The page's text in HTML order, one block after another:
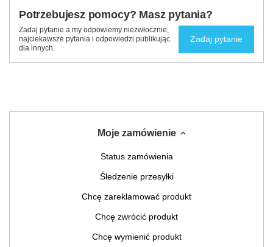
Potrzebujesz pomocy? Masz pytania?
Zadaj pytanie a my odpowiemy niezwłocznie,
najciekawsze pytania i odpowiedzi publikując
dla innych.
Zadaj pytanie
Moje zamówienie
Status zamówienia
Śledzenie przesyłki
Chcę zareklamować produkt
Chcę zwrócić produkt
Chcę wymienić produkt